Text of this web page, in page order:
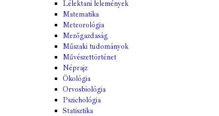
Lélektani lelemények
Matematika
Meteorológia
Mezőgazdaság
Műszaki tudományok
Művészettörténet
Néprajz
Ökológia
Orvosbiológia
Pszichológia
Statisztika